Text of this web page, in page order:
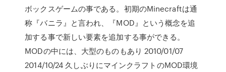
ボックスゲームの事である。初期のMinecraftは通
称『バニラ』と言われ、『MOD』という概念を追
加する事で新しい要素を追加する事ができる。
MODの中には、大型のものもあり 2010/01/07
2014/10/24 久しぶりにマインクラフトのMOD環境